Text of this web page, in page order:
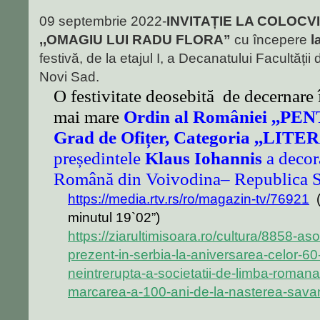
09 septembrie 2022-INVITAȚIE LA
,,OMAGIU LUI RADU FLORA” cu începere
festivă, de la etajul I, a Decanatului Facultății
Novi Sad.
O festivitate deosebită de
mai mare Ordin al României
Grad de Ofițer, Categoria
președintele Klaus Iohannis a
Română din Voivodina– Republica
https://media.rtv.rs/ro/magazin-tv/76921
minutul 19`02”)
https://ziarultimisoara.ro/cultura/8858-
prezent-in-serbia-la-aniversarea-celor-
neintrerupta-a-societatii-de-limba-
marcarea-a-100-ani-de-la-nasterea-